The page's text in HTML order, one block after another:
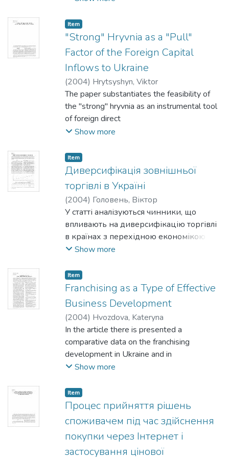
ситуацій на підприємствах. Розглянуто
існуючі трактування
поняття "криза на підприємстві" та
підходи до визначення й класифікації
кризових ситуацій.
Наведено узагальнену систему
класифікації кризових ситуацій.
Запропоновано систему параметрів, що
описують кризу на підприємстві як
складний багатовимірний процес.
що характеризують кожний із
запропонованих параметрів.
Item
"Strong" Hryvnia as a "Pull"
Factor of the Foreign Capital
Inflows to Ukraine
(2004) Hrytsyshyn, Viktor
The paper substantiates the feasibility of
the "strong" hryvnia as an instrumental tool
of foreign direct
investment (FDI) tapping. The specific
upon FDI are presented with
the use of qualitative and quantitative tools.
Important policy implications are outlined.
Show more
Item
Диверсифікація зовнішньої
торгівлі в Україні
(2004) Головень, Віктор
У статті аналізуються чинники, що
впливають на диверсифікацію торгівлі
в країнах з перехідною економікою
як фактора стійкості країни до шоків на
прикладі України). Для
тестування залежності
диверсифікованості української
торгівлі використано модифіковану
версію гравітаційного
рівняння. Пропонується також:
використовувати показник
диверсифікації торгівлі як індикатор
ефективності макроекономічної
впливу диверсифікації торгівлі на
рівень ВВП.
Show more
Item
Franchising as a Type of Effective
Business Development
(2004) Hvozdova, Kateryna
In the article there is presented a
comparative data on the franchising
development in Ukraine and in
Poland. At the beginning there is a
around the world and
advantages and disadvantages of it for both
sides of the agreement are shown. Later in
the article Lviv
entrepreneur Mark Zarhin is described, who
started "Pizza Chelentano" and "Potato
Show more
Item
Процес прийняття рішень
споживачем під час здійснення
покупки через Інтернет і
застосування цінової